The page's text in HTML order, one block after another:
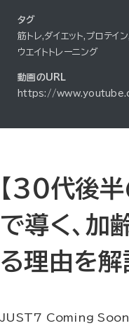
タグ
筋トレ,ダイエット,プロテ
ウエイトトレーニング
動画のURL
https://
【30代後
で導く、加
る理由を解
JUST7 Coming Soon